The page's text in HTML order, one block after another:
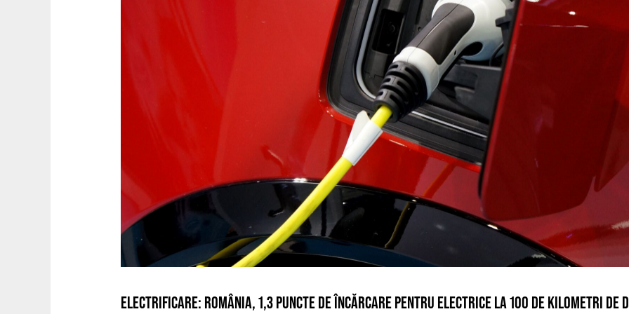
ELECTRIFICARE: ROMÂNIA, 1,3 PUNCTE DE ÎNCĂRCARE PENTRU ELECTRICE LA 100 DE KILOMETRI DE